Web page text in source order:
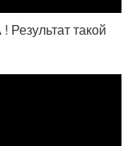
такой